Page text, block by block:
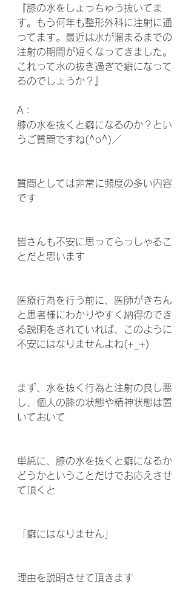
『膝の水をしょっちゅう抜いてま
す。もう何年も整形外科に注射に通
ってます。最近は水が溜まるまでの
注射の期間が短くなってきました。
これって水の抜き過ぎで癖になって
るのでしょうか？』
A：
膝の水を抜くと癖になるのか？とい
うご質問ですね(^o^)／
質問としては非常に頻度の多い内容
です
皆さんも不安に思ってらっしゃるこ
とだと思います
医療行為を行う前に、医師がきちん
と患者様にわかりやすく納得のでき
る説明をされていれば、このように
不安にはなりませんよね(+_+)
まず、水を抜く行為と注射の良し悪
し、個人の膝の状態や精神状態は置
いておいて
単純に、膝の水を抜くと癖になるか
どうかということだけでお応えさせ
て頂くと
「癖にはなりません」
理由を説明させて頂きます